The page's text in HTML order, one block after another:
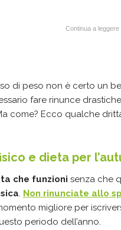
Continua a leggere
di peso non è certo un
fare rinunce
come? Ecco qualche
e dieta per
che funzioni senza che
. Non rinunciate allo
migliore per
periodo dell’anno.